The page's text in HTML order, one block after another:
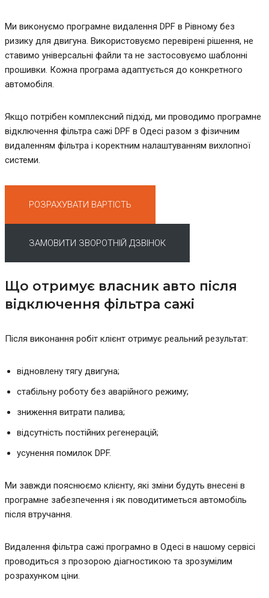
Ми виконуємо програмне видалення DPF в Рівному без
ризику для двигуна. Використовуємо перевірені рішення, не
ставимо універсальні файли та не застосовуємо шаблонні
прошивки. Кожна програма адаптується до конкретного
автомобіля.
Якщо потрібен комплексний підхід, ми проводимо програмне
відключення фільтра сажі DPF в Одесі разом з фізичним
видаленням фільтра і коректним налаштуванням вихлопної
системи.
РОЗРАХУВАТИ ВАРТІСТЬ
ЗАМОВИТИ ЗВОРОТНІЙ ДЗВІНОК
Що отримує власник авто після
відключення фільтра сажі
Після виконання робіт клієнт отримує реальний результат:
відновлену тягу двигуна;
стабільну роботу без аварійного режиму;
зниження витрати палива;
відсутність постійних регенерацій;
усунення помилок DPF.
Ми завжди пояснюємо клієнту, які зміни будуть внесені в
програмне забезпечення і як поводитиметься автомобіль
після втручання.
Видалення фільтра сажі програмно в Одесі в нашому сервісі
проводиться з прозорою діагностикою та зрозумілим
розрахунком ціни.